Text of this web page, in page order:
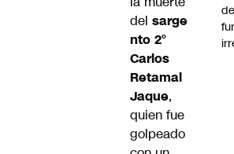
del sarge
nto 2°
Carlos
Retamal
Jaque,
quien fue
golpeado
de